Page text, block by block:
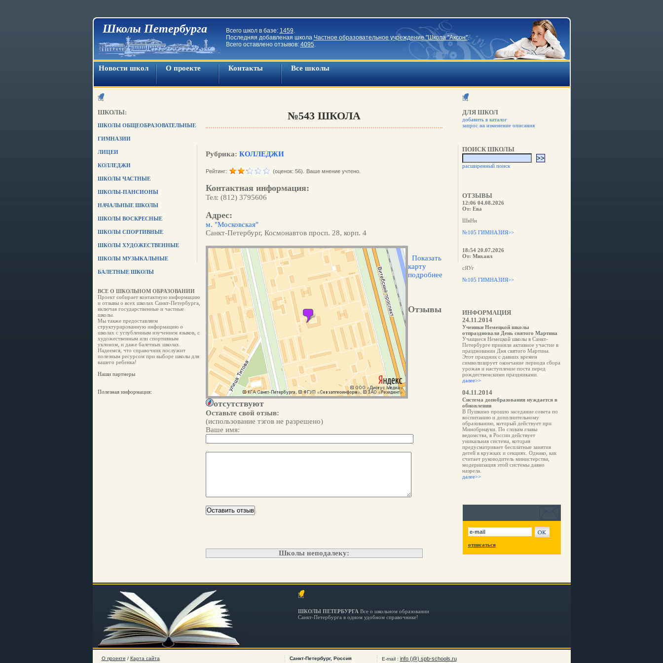
Школы Петербурга Всего школ в базе: 1459.
Последняя добавленая школа Частное образовательное учреждение "Школа "Аксон".
Всего оставлено отзывов: 4095.
Новости школ О проекте Контакты Все школы
ШКОЛЫ:
ШКОЛЫ ОБЩЕОБРАЗОВАТЕЛЬНЫЕ
ГИМНАЗИИ
ЛИЦЕИ
КОЛЛЕДЖИ
ШКОЛЫ ЧАСТНЫЕ
ШКОЛЫ-ПАНСИОНЫ
НАЧАЛЬНЫЕ ШКОЛЫ
ШКОЛЫ ВОСКРЕСНЫЕ
ШКОЛЫ СПОРТИВНЫЕ
ШКОЛЫ ХУДОЖЕСТВЕННЫЕ
ШКОЛЫ МУЗЫКАЛЬНЫЕ
БАЛЕТНЫЕ ШКОЛЫ
ВСЕ О ШКОЛЬНОМ ОБРАЗОВАНИИ
Проект собирает контактную информацию
и отзывы о всех школах Санкт-Петербурга,
включая государственные и частные
школы.
Мы также предоставляем
структурированную информацию о
школах с углубленным изучением языков, с
художественным или спортивным
уклоном, и даже балетных школах.
Надеемся, что справочник послужит
полезным ресурсом при выборе школы для
вашего ребенка!
Наши партнеры
Полезная информация:
№543 ШКОЛА
Рубрика: КОЛЛЕДЖИ
Рейтинг: (оценок: 56). Ваше мнение учтено.
Контактная информация:
Тел: (812) 3795606
Адрес:
м. "Московская"
Санкт-Петербург, Космонавтов просп. 28, корп. 4
Показать
карту
подробнее
Отзывы
отсутствуют
Оставьте свой отзыв:
(использование тэгов не разрешено)
Ваше имя:
Школы неподалеку:
ДЛЯ ШКОЛ
добавить в каталог
запрос на изменение описания
ПОИСК ШКОЛЫ
расширенный поиск
ОТЗЫВЫ
12:06 04.08.2026
От: Ева
ШвНн
№105 ГИМНАЗИЯ>>
18:54 20.07.2026
От: Михаил
сЯУг
№105 ГИМНАЗИЯ>>
ИНФОРМАЦИЯ
24.11.2014
Ученики Немецкой школы
отпраздновали День святого Мартина
Учащиеся Немецкой школы в Санкт-
Петербурге приняли активное участие в
праздновании Дня святого Мартина.
Этот праздник с давних времен
символизирует окончание периода сбора
урожая и наступление поста перед
рождественскими праздниками.
далее>>
04.11.2014
Система допобразования нуждается в
обновлении
В Пушкино прошло заседание совета по
воспитанию и дополнительному
образованию, который действует при
Минобрнауки. По словам главы
ведомства, в России действует
уникальная система, которая
предусматривает бесплатные занятия
детей в кружках и секциях. Однако, как
считает руководитель министерства,
модернизация этой системы давно
назрела.
далее>>
отписаться
ШКОЛЫ ПЕТЕРБУРГА Все о школьном образовании
Санкт-Петербурга в одном удобном справочнике!
О проекте / Карта сайта Санкт-Петербург, Россия E-mail : info (@) spb-schools.ru